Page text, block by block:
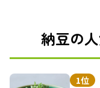
納豆の
1位